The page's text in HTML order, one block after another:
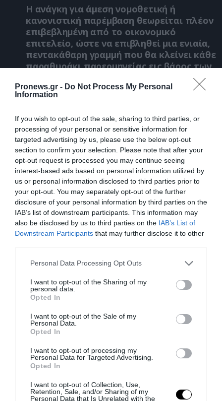
Pronews.gr - Do Not Process My Personal
Information
If you wish to opt-out of the sale, sharing to third parties, or
processing of your personal or sensitive information for
targeted advertising by us, please use the below opt-out
section to confirm your selection. Please note that after your
opt-out request is processed you may continue seeing
interest-based ads based on personal information utilized by
us or personal information disclosed to third parties prior to
your opt-out. You may separately opt-out of the further
disclosure of your personal information by third parties on the
IAB’s list of downstream participants. This information may
also be disclosed by us to third parties on the IAB’s List of
Downstream Participants that may further disclose it to other
Please note that this website/app uses one or more Google
not limited to your visit or usage behaviour. You may click to
grant or deny consent to Google and its third-party tags to
use your data for below specified purposes in below Google
consent section.
Personal Data Processing Opt Outs
I want to opt-out of the Sharing of my
personal data.
Opted In
I want to opt-out of the Sale of my
Personal Data.
Opted In
I want to opt-out of processing my
Personal Data for Targeted Advertising.
Opted In
I want to opt-out of Collection, Use,
Retention, Sale, and/or Sharing of my
Personal Data that Is Unrelated with the
Η ανάγκη για άμεση νομοθετική ή
κανονιστική παρέμβαση θεωρείται πλέον
επιβεβλημένη από το οικονομικό
επιτελείο, ώστε να επιβληθεί μια ενιαία,
πεντακάθαρη γραμμή που θα κλείνει κάθε
παραθυράκι παρερμηνείας εις βάρος των
Τι αλλάζει στην πράξη για τους δανειολήπτες
Η Ένωση Εργαζομένων Καταναλωτών Ελλάδας
(ΕΕΚΕ) και νομικοί κύκλοι ξεκαθαρίζουν τις
τρεις βασικές παραμέτρους της απόφασης:
Υπολογισμός τόκων στη δόση:Ο τόκος
επιβάλλεται μόνο στο ποσό της μηνιαίας
δόσης που όρισε το δικαστήριο και όχι
στο σύνολο του χρέους, μειώνοντας τις
μηνιαίες καταβολές ακόμα και πάνω από
200 ευρώ.
εκάστοτε δικαστικής ρύθμισης, γεγονός
που γεννά αξιώσεις επιστροφής
χρημάτων.
καλούνται να υποβάλουν γραπτά
αιτήματα επανυπολογισμού προς τους
απόφασης.
δείξει γρήγορα αντανακλαστικά, κόβοντας τον